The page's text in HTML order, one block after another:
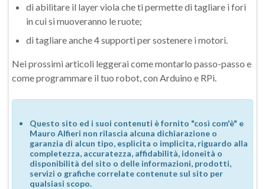
di abilitare il layer viola che ti permette di tagliare i fori
in cui si muoveranno le ruote;
di tagliare anche 4 supporti per sostenere i motori.
Nei prossimi articoli leggerai come montarlo passo-passo e
come programmare il tuo robot, con Arduino e RPi.
Questo sito ed i suoi contenuti è fornito "così com'è" e
Mauro Alfieri non rilascia alcuna dichiarazione o
garanzia di alcun tipo, esplicita o implicita, riguardo alla
completezza, accuratezza, affidabilità, idoneità o
disponibilità del sito o delle informazioni, prodotti,
servizi o grafiche correlate contenute sul sito per
qualsiasi scopo.